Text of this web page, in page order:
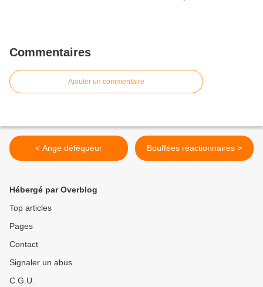
Commentaires
Ajouter un commentaire
< Ange déféqueur Bouffées réactionnaires >
Hébergé par Overblog
Top articles
Pages
Contact
Signaler un abus
C.G.U.